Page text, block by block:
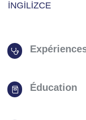
İNGİLİZCE
Éducation